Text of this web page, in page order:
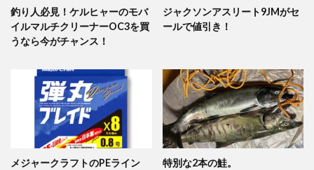
釣り人必見！ケルヒャーのモバ
イルマルチクリーナーOC3を買
うなら今がチャンス！
ジャクソンアスリート9JMがセ
ールで値引き！
メジャークラフトのPEライン
特別な2本の鮭。